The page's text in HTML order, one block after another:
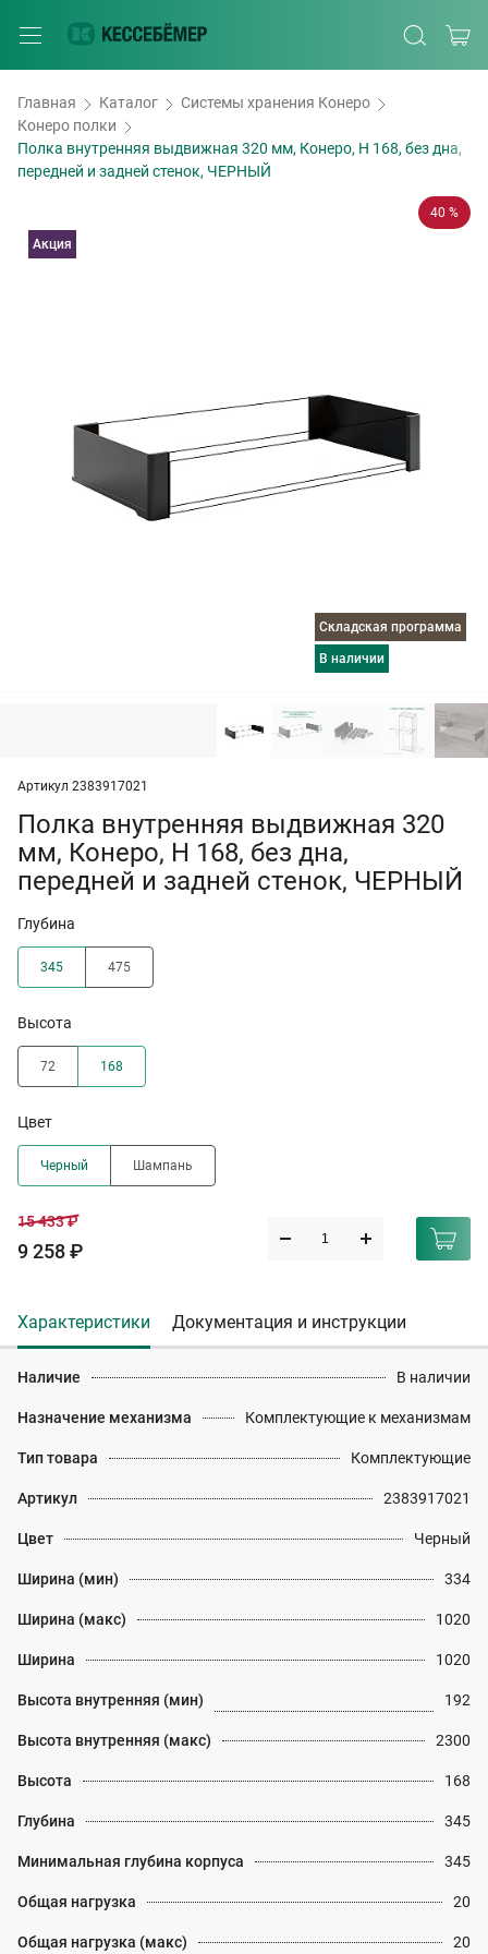
Главная Каталог
Системы хранения Конеро
Конеро полки
Полка внутренняя выдвижная 320 мм, Конеро, H 168, без дна,
передней и задней стенок, ЧЕРНЫЙ
40 %
Складская программа
в наличии
Акция
Артикул 2383917021
Полка внутренняя выдвижная 320
мм, Конеро, H 168, без дна,
передней и задней стенок, ЧЕРНЫЙ
Глубина
345 475
Высота
72 168
Цвет
Черный Шампань
15 433 ₽
9 258 ₽
Характеристики Документация и инструкции
Наличие В наличии
Назначение механизма Комплектующие к механизмам
Тип товара Комплектующие
Артикул 2383917021
Цвет Черный
Ширина (мин) 334
Ширина (макс) 1020
Ширина 1020
Высота внутренняя (мин) 192
Высота внутренняя (макс) 2300
Высота 168
Глубина 345
Минимальная глубина корпуса 345
Общая нагрузка 20
Общая нагрузка (макс) 20